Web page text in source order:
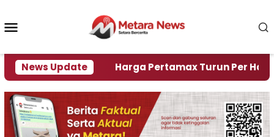
konten
News Update
Krisi Air Harga Pertamax Turun Per Hari Ini,